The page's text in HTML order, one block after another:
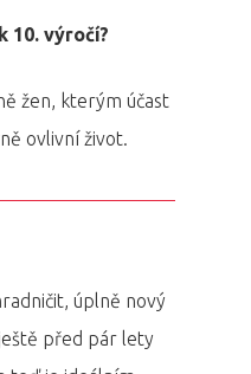
10. výročí?
žen, kterým účast
ovlivní život.
úplně nový
před pár lety